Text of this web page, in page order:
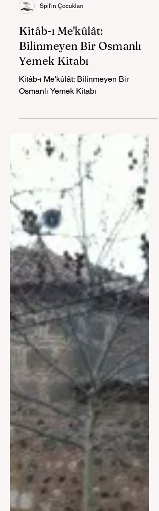
Spil'in Çocukları
Kitâb-ı Me'kûlât:
Yemek Kitabı